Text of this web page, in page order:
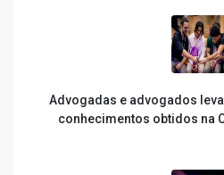
Advogadas e advogados
conhecimentos obtidos na